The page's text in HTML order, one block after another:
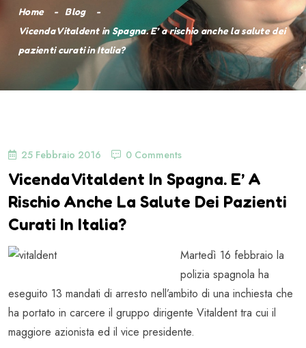
Home
Blog
Vicenda Vitaldent in Spagna. E’ a rischio anche la salute dei
pazienti curati in Italia?
25 Febbraio 2016 0 Comments
Vicenda Vitaldent In Spagna. E’ A
Rischio Anche La Salute Dei Pazienti
Curati In Italia?
Martedì 16 febbraio la
polizia spagnola ha
eseguito 13 mandati di arresto nell’ambito di una inchiesta che
ha portato in carcere il gruppo dirigente Vitaldent tra cui il
maggiore azionista ed il vice presidente.